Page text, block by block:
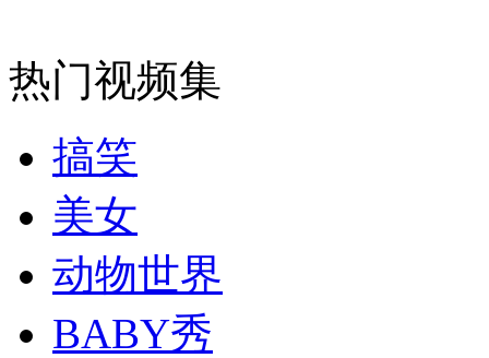
热门视频集
搞笑
美女
动物世界
BABY秀